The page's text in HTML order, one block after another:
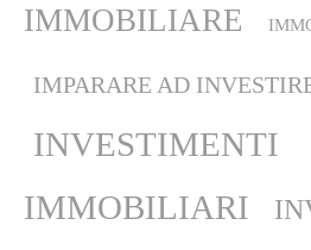
IMMOBILIARE
IMPARARE AD
INVESTIMENTI
IMMOBILIARI